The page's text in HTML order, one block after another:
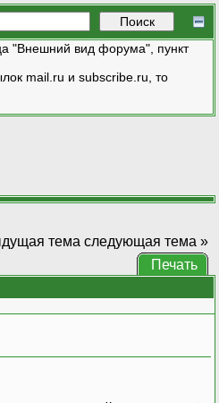
"Внешний вид форума", пункт
mail.ru и subscribe.ru, то
тема следующая тема »
Печать